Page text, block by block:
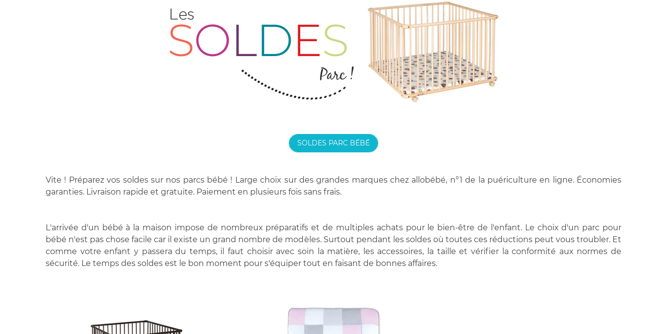
SOLDES PARC BÉBÉ
Vite ! Préparez vos soldes sur nos parcs bébé ! Large choix sur des grandes marques chez allobébé, n°1 de la puériculture en ligne. Économies
garanties. Livraison rapide et gratuite. Paiement en plusieurs fois sans frais.
L'arrivée d'un bébé à la maison impose de nombreux préparatifs et de multiples achats pour le bien-être de l'enfant. Le choix d'un parc pour
bébé n'est pas chose facile car il existe un grand nombre de modèles. Surtout pendant les soldes où toutes ces réductions peut vous troubler. Et
comme votre enfant y passera du temps, il faut choisir avec soin la matière, les accessoires, la taille et vérifier la conformité aux normes de
sécurité. Le temps des soldes est le bon moment pour s'équiper tout en faisant de bonnes affaires.